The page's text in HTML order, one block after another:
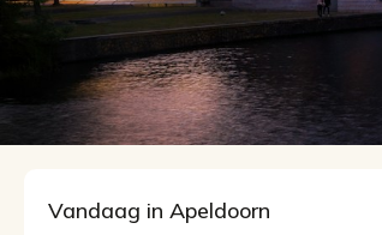
Vandaag in Apeldoorn